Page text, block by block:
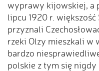
wyprawy kijowskiej, a
lipcu 1920 r.
przyznali
rzeki Olzy mieszkali w
bardzo
polskie z tym się nigdy